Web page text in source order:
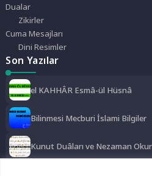
Dualar
Zikirler
Cuma Mesajları
Dini Resimler
Son Yazılar
el KAHHÂR Esmâ-ül Hüsnâ
Bilinmesi Mecburi İslami Bilgiler
Kunut Duâları ve Nezaman